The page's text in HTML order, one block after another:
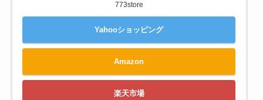
773store
Yahooショッピング
Amazon
楽天市場